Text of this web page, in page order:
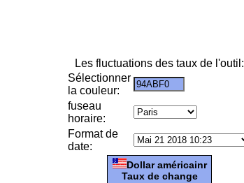
Les fluctuations des taux de l'outil:
Sélectionner
la couleur:
fuseau
horaire:
Format de
date:
Dollar américainr
Taux de change